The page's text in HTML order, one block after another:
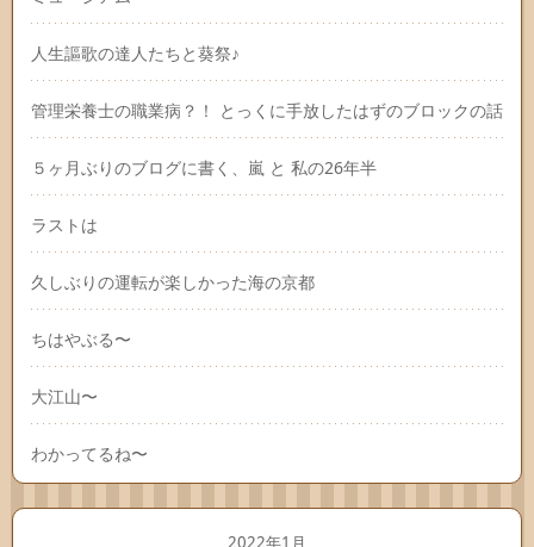
人生謳歌の達人たちと葵祭♪
管理栄養士の職業病？！ とっくに手放したはずのブロックの話
５ヶ月ぶりのブログに書く、嵐 と 私の26年半
ラストは
久しぶりの運転が楽しかった海の京都
ちはやぶる〜
大江山〜
わかってるね〜
2022年1月